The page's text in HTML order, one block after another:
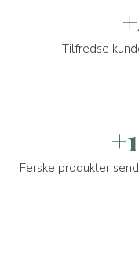
Tilfredse
Ferske produkter